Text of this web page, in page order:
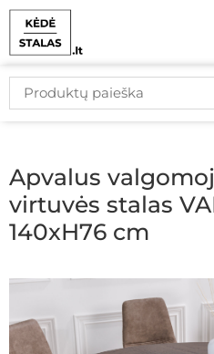
Apvalus
virtuvės stalas
140xH76 cm